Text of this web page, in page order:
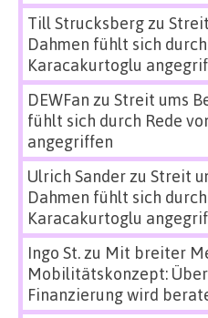
Till Strucksbergzu
Dahmen fühlt sich
Karacakurtoglu
DEWFan zu Streit ums
fühlt sich durch Rede
angegriffen
Ulrich Sanderzu Streit
Dahmen fühlt sich
Karacakurtoglu
Ingo St.zu Mit breiter
Mobilitätskonzept:
Finanzierung wird